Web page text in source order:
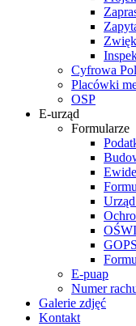
Cyfrowa
Placówki
OSP
E-urząd
Formularze
GOPS
E-puap
Numer
Galerie zdjęć
Kontakt